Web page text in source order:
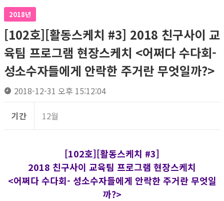
2018년
[102호][활동스케치 #3] 2018 친구사이 교
육팀 프로그램 현장스케치 <어쩌다 수다회-
성소수자들에게 안락한 주거란 무엇일까?>
2018-12-31 오후 15:12:04
기간 12월
[102호][활동스케치 #3]
2018 친구사이 교육팀 프로그램 현장스케치
<어쩌다 수다회- 성소수자들에게 안락한 주거란 무엇일
까?>